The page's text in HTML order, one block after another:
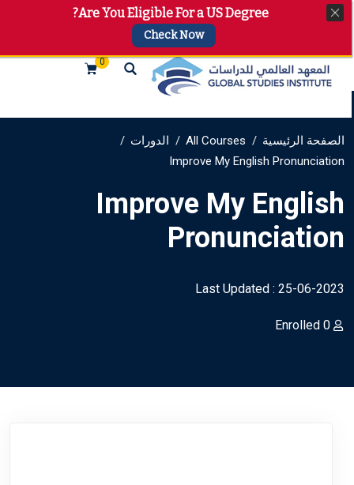
info@gsi.edu.qa
+974 4144 2510, +974 7733 4747
0
الصفحة الرئيسية All Courses
الدورات
Improve My English Pronunciation
Improve My English
Pronunciation
Last Updated : 25-06-2023
0 Enrolled
Are You Eligible For a US Degree?
Check Now